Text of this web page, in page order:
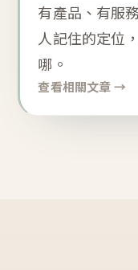
有產品、有服
人記住的定位
哪。
查看相關文章 →